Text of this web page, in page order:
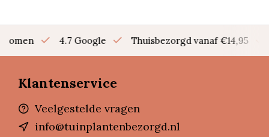
bomen 4.7 Google Thuisbezorgd vanaf €14,95
Klantenservice
Veelgestelde vragen
info@tuinplantenbezorgd.nl